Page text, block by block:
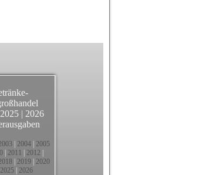
2025 | 2026
2004 2005
2011 2012
2019 2020
2025| 2026